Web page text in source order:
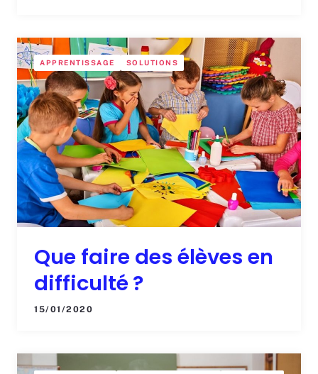
APPRENTISSAGE SOLUTIONS
Que faire des élèves en
difficulté ?
15/01/2020